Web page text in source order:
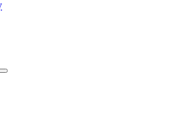
Search